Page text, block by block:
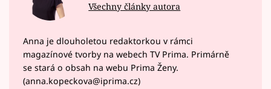
Všechny články autora
Anna je dlouholetou redaktorkou v rámci
magazínové tvorby na webech TV Prima. Primárně
se stará o obsah na webu Prima Ženy.
(anna.kopeckova@iprima.cz)